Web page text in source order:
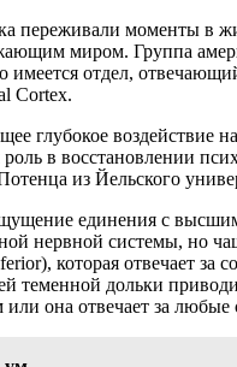
переживали моменты
миром. Группа
отдел,
Cortex.
глубокое
в восстановлении
из Йельского
единения с
нервной системы, но
которая отвечает за
теменной дольки
она отвечает за